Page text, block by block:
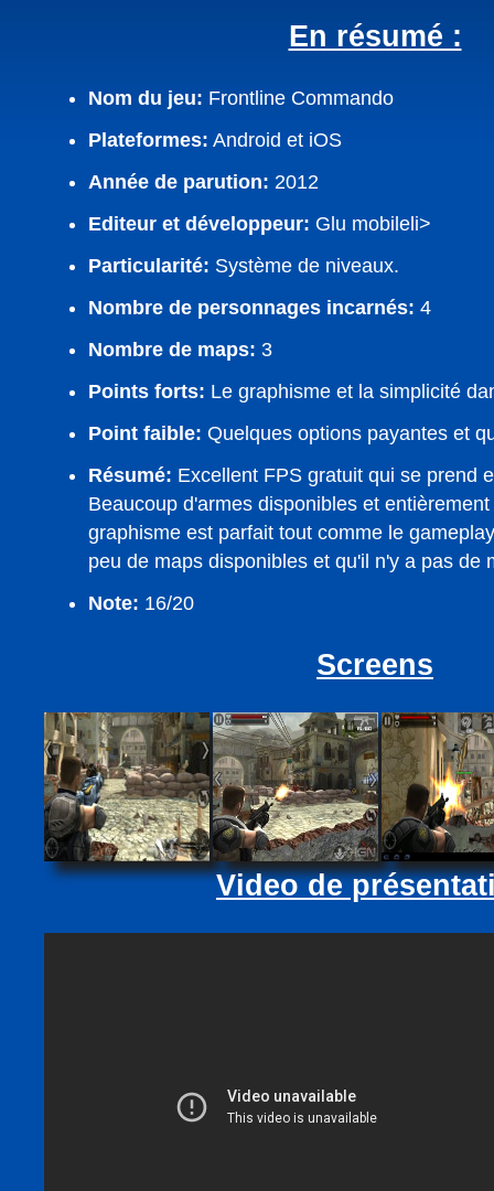
En résumé :
Nom du jeu: Frontline Commando
Plateformes: Android et iOS
Année de parution: 2012
Editeur et développeur: Glu mobileli>
Particularité: Système de niveaux.
Nombre de personnages incarnés: 4
Nombre de maps: 3
Points forts: Le graphisme et la simplicité
Point faible: Quelques options payantes et
Résumé: Excellent FPS gratuit qui se prend
Beaucoup d'armes disponibles et
graphisme est parfait tout comme le
peu de maps disponibles et qu'il n'y a pas de
Note: 16/20
Screens
Video de